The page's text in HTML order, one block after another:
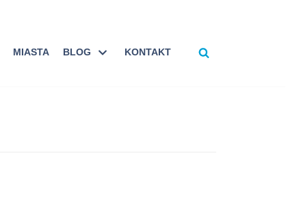
MIASTA BLOG KONTAKT